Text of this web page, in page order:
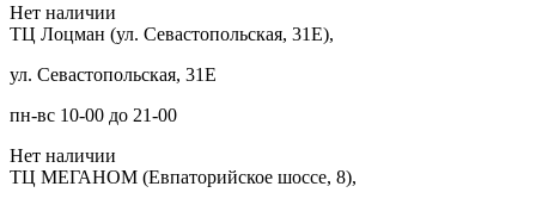
Нет наличии
ТЦ Лоцман (ул. Севастопольская, 31Е),
ул. Севастопольская, 31Е
пн-вс 10-00 до 21-00
Нет наличии
ТЦ МЕГАНОМ (Евпаторийское шоссе, 8),